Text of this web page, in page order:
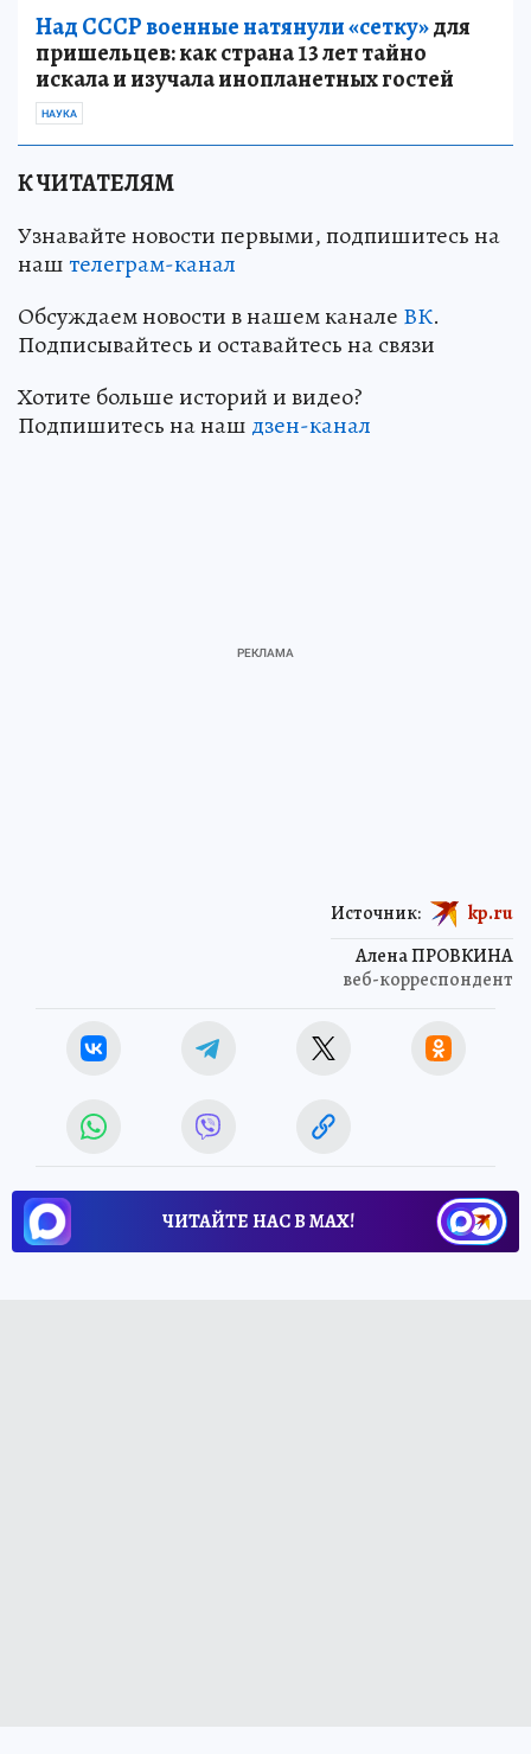
Над СССР военные натянули «сетку»для
пришельцев: как страна 13 лет тайно
искала и изучала инопланетных гостей
НАУКА
К ЧИТАТЕЛЯМ
Узнавайте новости первыми, подпишитесь на
наштелеграм-канал
Обсуждаем новости в нашем канале ВК.
Подписывайтесь и оставайтесь на связи
Хотите больше историй и видео?
Подпишитесь на наш дзен-канал
Алена ПРОВКИНА
веб-корреспондент
Источник: kp.ru
ЧИТАЙТЕ НАС В МАХ!